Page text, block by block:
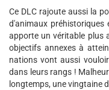
Ce DLC rajoute aussi la
d'animaux préhistoriques
apporte un véritable plus
objectifs annexes à
nations vont aussi
dans leurs rangs !
longtemps, une vingtaine